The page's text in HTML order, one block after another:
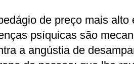
de preço mais alto
psíquicas são
a angústia de